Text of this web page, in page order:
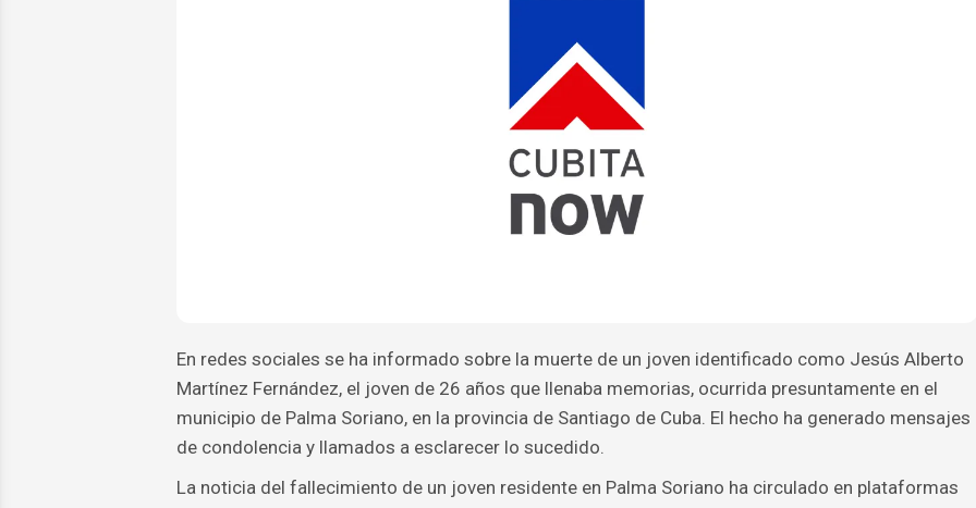
En redes sociales se ha informado sobre la muerte de un joven identificado como Jesús Alberto
Martínez Fernández, el joven de 26 años que llenaba memorias, ocurrida presuntamente en el
municipio de Palma Soriano, en la provincia de Santiago de Cuba. El hecho ha generado mensajes
de condolencia y llamados a esclarecer lo sucedido.
La noticia del fallecimiento de un joven residente en Palma Soriano ha circulado en plataformas